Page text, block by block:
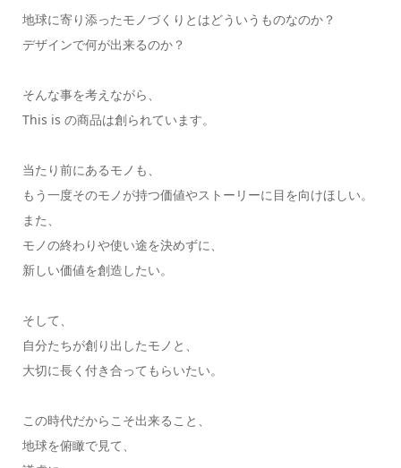
地球に寄り添ったモノづくりとはどういうものなのか？
デザインで何が出来るのか？
そんな事を考えながら、
This is の商品は創られています。
当たり前にあるモノも、
もう一度そのモノが持つ価値やストーリーに目を向けほしい。
また、
モノの終わりや使い途を決めずに、
新しい価値を創造したい。
そして、
自分たちが創り出したモノと、
大切に長く付き合ってもらいたい。
この時代だからこそ出来ること、
地球を俯瞰で見て、